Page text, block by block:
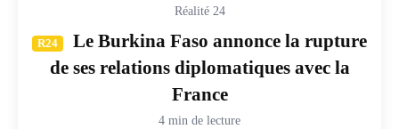
Réalité 24
R24
Le Burkina Faso annonce la rupture
de ses relations diplomatiques avec la
France
4 min de lecture